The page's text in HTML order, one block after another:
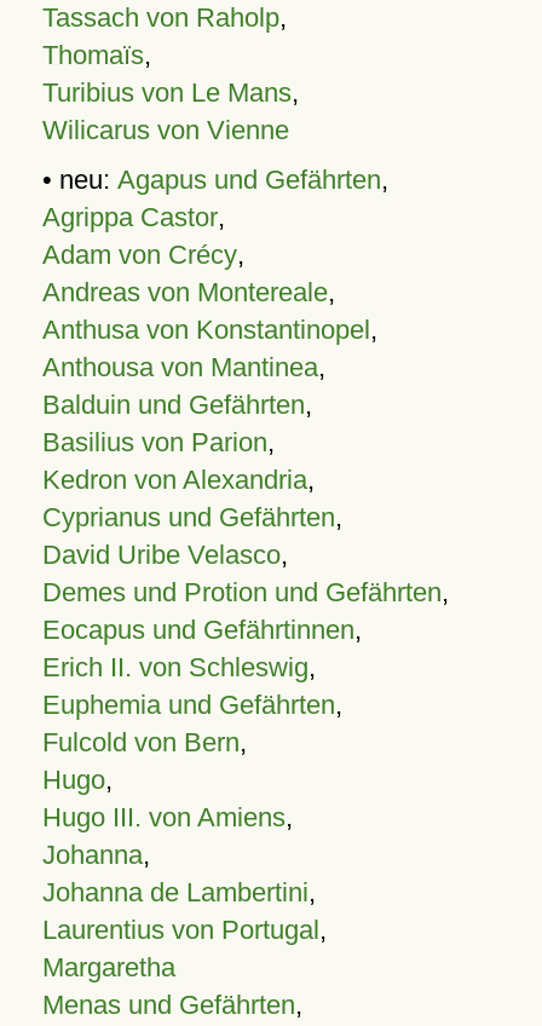
Tassach von Raholp,
Thomaïs,
Turibius von Le Mans,
Wilicarus von Vienne
• neu: Agapus und Gefährten,
Agrippa Castor,
Adam von Crécy,
Andreas von Montereale,
Anthusa von Konstantinopel,
Anthousa von Mantinea,
Balduin und Gefährten,
Basilius von Parion,
Kedron von Alexandria,
Cyprianus und Gefährten,
David Uribe Velasco,
Demes und Protion und Gefährten,
Eocapus und Gefährtinnen,
Erich II. von Schleswig,
Euphemia und Gefährten,
Fulcold von Bern,
Hugo,
Hugo III. von Amiens,
Johanna,
Johanna de Lambertini,
Laurentius von Portugal,
Margaretha
Menas und Gefährten,